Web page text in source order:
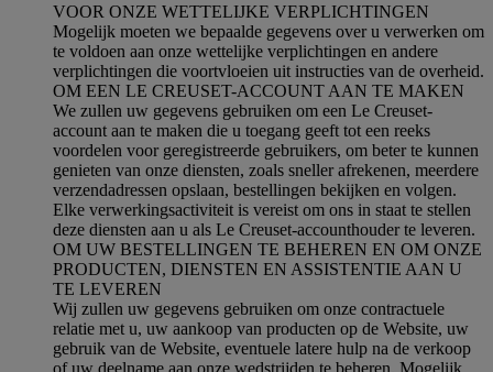
VOOR ONZE WETTELIJKE VERPLICHTINGEN
Mogelijk moeten we bepaalde gegevens over u verwerken om
te voldoen aan onze wettelijke verplichtingen en andere
verplichtingen die voortvloeien uit instructies van de overheid.
OM EEN LE CREUSET-ACCOUNT AAN TE MAKEN
We zullen uw gegevens gebruiken om een Le Creuset-
account aan te maken die u toegang geeft tot een reeks
voordelen voor geregistreerde gebruikers, om beter te kunnen
genieten van onze diensten, zoals sneller afrekenen, meerdere
verzendadressen opslaan, bestellingen bekijken en volgen.
Elke verwerkingsactiviteit is vereist om ons in staat te stellen
deze diensten aan u als Le Creuset-accounthouder te leveren.
OM UW BESTELLINGEN TE BEHEREN EN OM ONZE
PRODUCTEN, DIENSTEN EN ASSISTENTIE AAN U
TE LEVEREN
Wij zullen uw gegevens gebruiken om onze contractuele
relatie met u, uw aankoop van producten op de Website, uw
gebruik van de Website, eventuele latere hulp na de verkoop
of uw deelname aan onze wedstrijden te beheren. Mogelijk